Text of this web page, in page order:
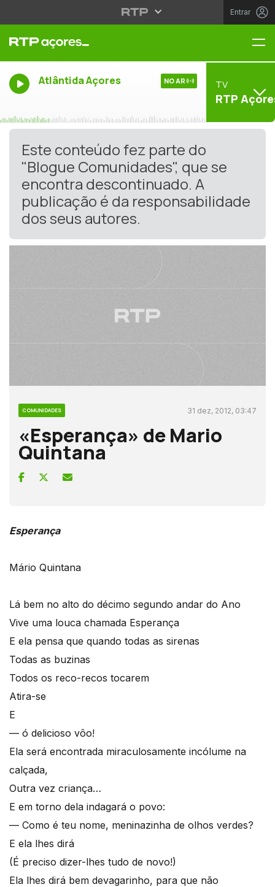
Entrar
Atlântida Açores NO AR TV
RTP
Este conteúdo fez parte do
"Blogue Comunidades", que se
encontra descontinuado. A
publicação é da responsabilidade
dos seus autores.
COMUNIDADES 31 dez, 2012, 03:47
«Esperança» de Mario
Quintana
Esperança
Mário Quintana
Lá bem no alto do décimo segundo andar do Ano
Vive uma louca chamada Esperança
E ela pensa que quando todas as sirenas
Todas as buzinas
Todos os reco-recos tocarem
Atira-se
E
— ó delicioso vôo!
Ela será encontrada miraculosamente incólume na
calçada,
Outra vez criança…
E em torno dela indagará o povo:
— Como é teu nome, meninazinha de olhos verdes?
E ela lhes dirá
(É preciso dizer-lhes tudo de novo!)
Ela lhes dirá bem devagarinho, para que não